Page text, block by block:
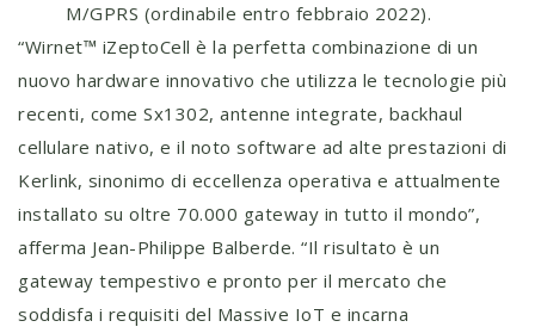
M/GPRS (ordinabile entro febbraio 2022).
“Wirnet™ iZeptoCell è la perfetta combinazione di un
nuovo hardware innovativo che utilizza le tecnologie più
recenti, come Sx1302, antenne integrate, backhaul
cellulare nativo, e il noto software ad alte prestazioni di
Kerlink, sinonimo di eccellenza operativa e attualmente
installato su oltre 70.000 gateway in tutto il mondo”,
afferma Jean-Philippe Balberde. “Il risultato è un
gateway tempestivo e pronto per il mercato che
soddisfa i requisiti del Massive IoT e incarna